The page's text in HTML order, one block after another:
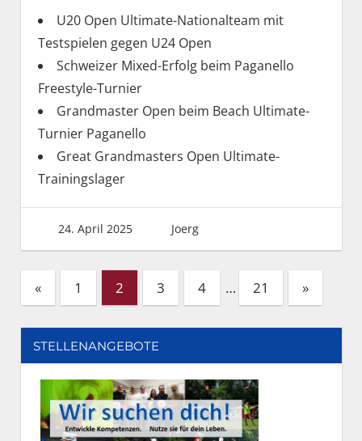
U20 Open Ultimate-Nationalteam mit
Testspielen gegen U24 Open
Schweizer Mixed-Erfolg beim Paganello
Freestyle-Turnier
Grandmaster Open beim Beach Ultimate-
Turnier Paganello
Great Grandmasters Open Ultimate-
Trainingslager
24. April 2025 Joerg
Seitennummerierung
Beiträge
«Vorherige
Beiträge
1 2 3 4 … 21
Nächste
Beiträge
»
STELLENANGEBOTE